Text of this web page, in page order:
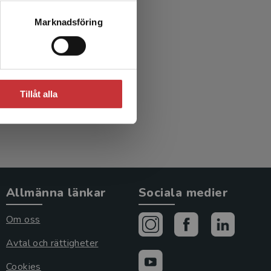
Marknadsföring
Tillåt alla
+
Allmänna länkar
Om oss
Avtal och rättigheter
Cookies
Sociala medier